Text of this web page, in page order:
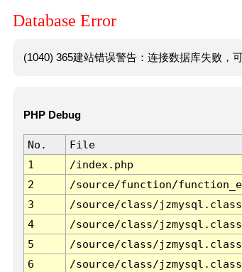
Database Error
(1040) 365建站错误警告：连接数据库失败，
PHP Debug
No. File
1
/index.php
2
/source/function/
3
/source/class/
4
/source/class/
5
/source/class/
6
/source/class/